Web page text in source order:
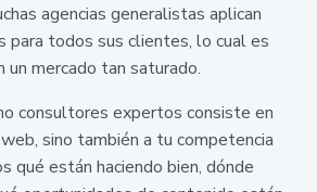
agencias generalistas aplican
para todos sus clientes, lo cual es
un mercado tan saturado.
consultores expertos consiste en
sino también a tu competencia
qué están haciendo bien, dónde